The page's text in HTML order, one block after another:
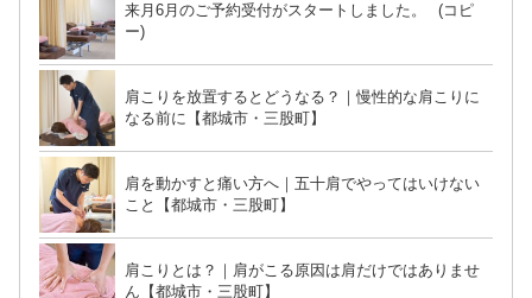
来月6月のご予約受付がスタートしました。 (コピ
ー)
肩こりを放置するとどうなる？｜慢性的な肩こりに
なる前に【都城市・三股町】
肩を動かすと痛い方へ｜五十肩でやってはいけない
こと【都城市・三股町】
肩こりとは？｜肩がこる原因は肩だけではありませ
ん【都城市・三股町】